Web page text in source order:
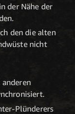
der Nähe der
den die alten
nicht
Plünderers